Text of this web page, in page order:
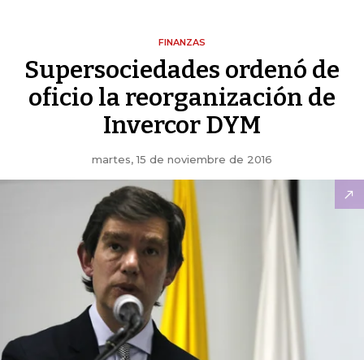
FINANZAS
Supersociedades ordenó de
oficio la reorganización de
Invercor DYM
martes, 15 de noviembre de 2016